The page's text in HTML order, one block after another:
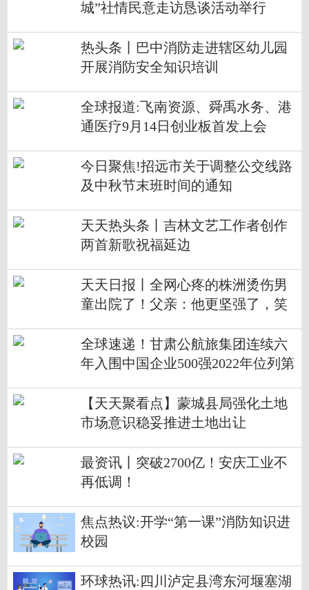
城”社情民意走访恳谈活动举行
热头条丨巴中消防走进辖区幼儿园
开展消防安全知识培训
全球报道:飞南资源、舜禹水务、港
通医疗9月14日创业板首发上会
今日聚焦!招远市关于调整公交线路
及中秋节末班时间的通知
天天热头条丨吉林文艺工作者创作
两首新歌祝福延边
天天日报丨全网心疼的株洲烫伤男
童出院了！父亲：他更坚强了，笑
全球速递！甘肃公航旅集团连续六
年入围中国企业500强2022年位列第
【天天聚看点】蒙城县局强化土地
市场意识稳妥推进土地出让
最资讯丨突破2700亿！安庆工业不
再低调！
焦点热议:开学“第一课”消防知识进
校园
环球热讯:四川泸定县湾东河堰塞湖